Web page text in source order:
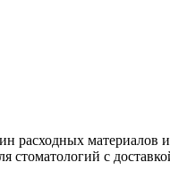
расходных материалов и
стоматологий с